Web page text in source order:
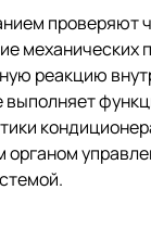
проверяют
механических
реакцию
органом